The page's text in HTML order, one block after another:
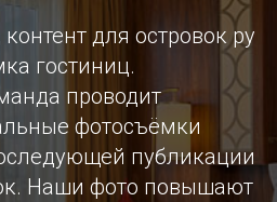
для островок ру
гостиниц.
проводит
фотосъёмки
публикации
Наши фото повышают